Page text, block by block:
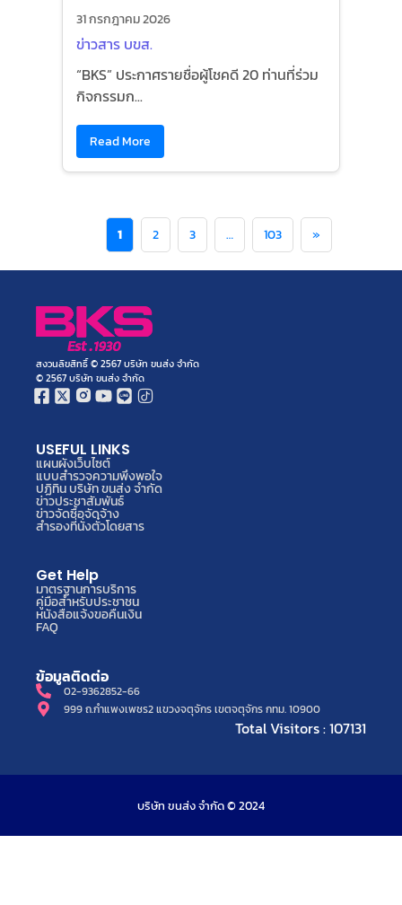
31 กรกฎาคม 2026
ข่าวสาร บขส.
“BKS” ประกาศรายชื่อผู้โชคดี 20 ท่านที่ร่วม
กิจกรรมก...
Read More
1 2 3 … 103 »
สงวนลิขสิทธิ์ © 2567 บริษัท ขนส่ง จำกัด
© 2567 บริษัท ขนส่ง จำกัด
USEFUL LINKS
แผนผังเว็บไซต์
แบบสำรวจความพึงพอใจ
ปฏิทิน บริษัท ขนส่ง จำกัด
ข่าวประชาสัมพันธ์
ข่าวจัดซื้อจัดจ้าง
สำรองที่นั่งตั๋วโดยสาร
Get Help
มาตรฐานการบริการ
คู่มือสำหรับประชาชน
หนังสือแจ้งขอคืนเงิน
FAQ
ข้อมูลติดต่อ
02-9362852-66
999 ถ.กำแพงเพชร2 แขวงจตุจักร เขตจตุจักร กทม. 10900
Total Visitors : 107131
บริษัท ขนส่ง จำกัด © 2024